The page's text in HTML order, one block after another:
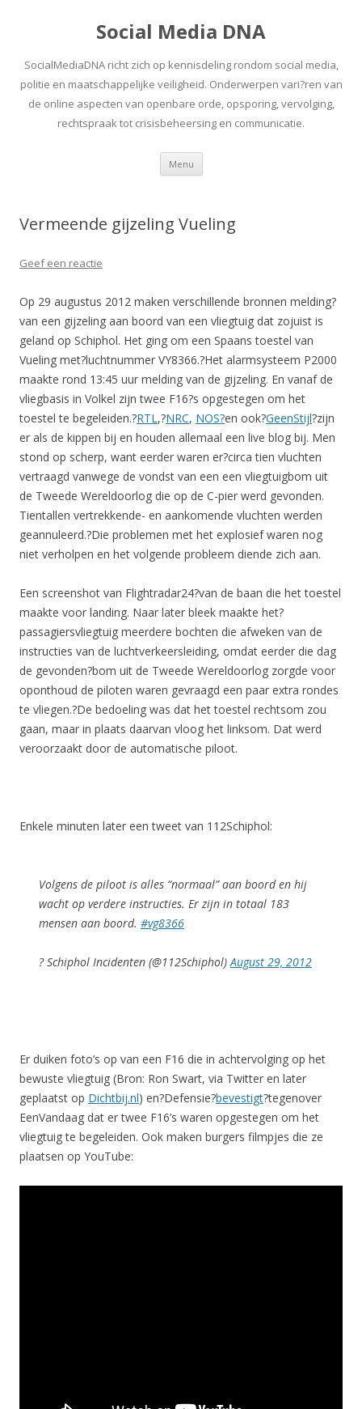
Social Media DNA
SocialMediaDNA richt zich op kennisdeling rondom social media,
politie en maatschappelijke veiligheid. Onderwerpen vari?ren van
de online aspecten van openbare orde, opsporing, vervolging,
rechtspraak tot crisisbeheersing en communicatie.
Menu Spring
inhoud
Vermeende gijzeling Vueling
Geef een reactie
Op 29 augustus 2012 maken verschillende bronnen melding?
van een gijzeling aan boord van een vliegtuig dat zojuist is
geland op Schiphol. Het ging om een Spaans toestel van
Vueling met?luchtnummer VY8366.?Het alarmsysteem P2000
maakte rond 13:45 uur melding van de gijzeling. En vanaf de
vliegbasis in Volkel zijn twee F16?s opgestegen om het
toestel te begeleiden.?RTL,?NRC, NOS?en ook?GeenStijl?zijn
er als de kippen bij en houden allemaal een live blog bij. Men
stond op scherp, want eerder waren er?circa tien vluchten
vertraagd vanwege de vondst van een een vliegtuigbom uit
de Tweede Wereldoorlog die op de C-pier werd gevonden.
Tientallen vertrekkende- en aankomende vluchten werden
geannuleerd.?Die problemen met het explosief waren nog
niet verholpen en het volgende probleem diende zich aan.
Een screenshot van Flightradar24?van de baan die het toestel
maakte voor landing. Naar later bleek maakte het?
passagiersvliegtuig meerdere bochten die afweken van de
instructies van de luchtverkeersleiding, omdat eerder die dag
de gevonden?bom uit de Tweede Wereldoorlog zorgde voor
oponthoud de piloten waren gevraagd een paar extra rondes
te vliegen.?De bedoeling was dat het toestel rechtsom zou
gaan, maar in plaats daarvan vloog het linksom. Dat werd
veroorzaakt door de automatische piloot.
Enkele minuten later een tweet van 112Schiphol:
Volgens de piloot is alles “normaal” aan boord en hij
wacht op verdere instructies. Er zijn in totaal 183
mensen aan boord. #vg8366
? Schiphol Incidenten (@112Schiphol)August 29, 2012
Er duiken foto’s op van een F16 die in achtervolging op het
bewuste vliegtuig (Bron: Ron Swart, via Twitter en later
geplaatst op Dichtbij.nl) en?Defensie?bevestigt?tegenover
EenVandaag dat er twee F16’s waren opgestegen om het
vliegtuig te begeleiden. Ook maken burgers filmpjes die ze
plaatsen op YouTube: